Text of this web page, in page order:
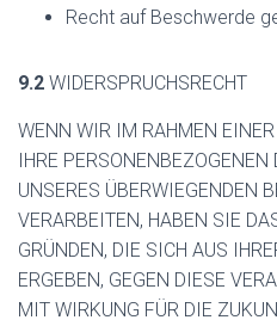
Recht auf Beschwerde
9.2 WIDERSPRUCHSRECHT
WENN WIR IM RAHMEN
IHRE PERSONENBEZOGENEN
UNSERES ÜBERWIEGENDEN
VERARBEITEN, HABEN SIE
GRÜNDEN, DIE SICH AUS
ERGEBEN, GEGEN DIESE
MIT WIRKUNG FÜR DIE